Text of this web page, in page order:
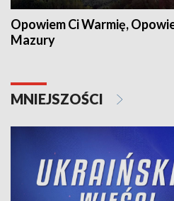
Opowiem Ci Warmię,
Mazury
MNIEJSZOŚCI